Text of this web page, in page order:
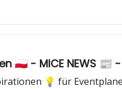
🇵🇱 - MICE NEWS 📰
💡 für